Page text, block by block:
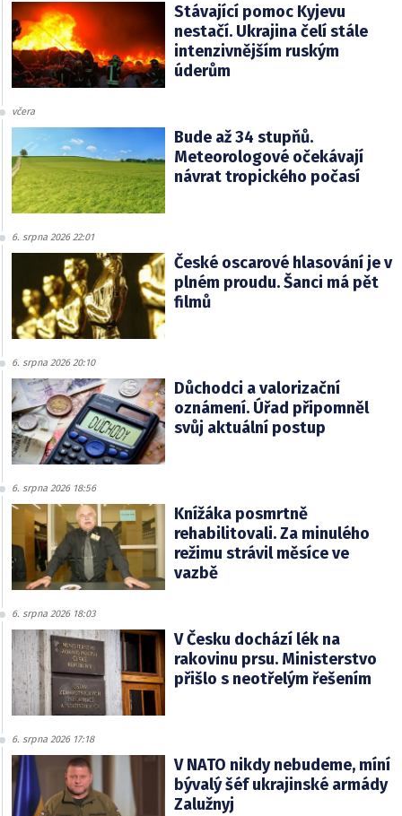
Stávající pomoc Kyjevu
nestačí. Ukrajina čelí stále
intenzivnějším ruským
úderům
včera
Bude až 34 stupňů.
Meteorologové očekávají
návrat tropického počasí
6. srpna 2026 22:01
České oscarové hlasování je v
plném proudu. Šanci má pět
filmů
6. srpna 2026 20:10
Důchodci a valorizační
oznámení. Úřad připomněl
svůj aktuální postup
6. srpna 2026 18:56
Knížáka posmrtně
rehabilitovali. Za minulého
režimu strávil měsíce ve
vazbě
6. srpna 2026 18:03
V Česku dochází lék na
rakovinu prsu. Ministerstvo
přišlo s neotřelým řešením
6. srpna 2026 17:18
V NATO nikdy nebudeme, míní
bývalý šéf ukrajinské armády
Zalužnyj